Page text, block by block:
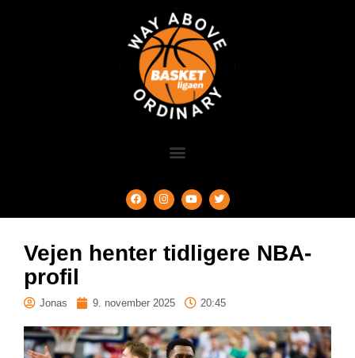
Vejen henter tidligere NBA-
profil
Jonas 9. november 2025 20:45